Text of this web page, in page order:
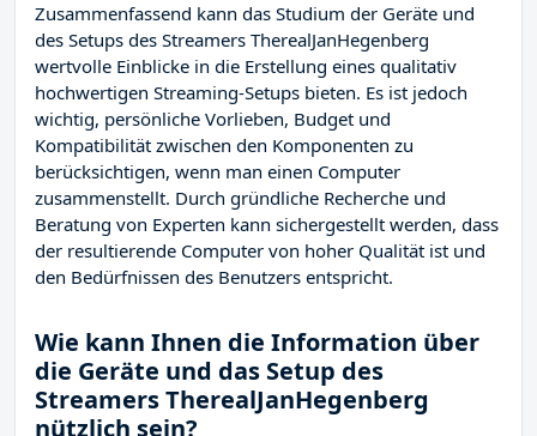
Zusammenfassend kann das Studium der Geräte und
des Setups des Streamers TherealJanHegenberg
wertvolle Einblicke in die Erstellung eines qualitativ
hochwertigen Streaming-Setups bieten. Es ist jedoch
wichtig, persönliche Vorlieben, Budget und
Kompatibilität zwischen den Komponenten zu
berücksichtigen, wenn man einen Computer
zusammenstellt. Durch gründliche Recherche und
Beratung von Experten kann sichergestellt werden, dass
der resultierende Computer von hoher Qualität ist und
den Bedürfnissen des Benutzers entspricht.
Wie kann Ihnen die Information über
die Geräte und das Setup des
Streamers TherealJanHegenberg
nützlich sein?